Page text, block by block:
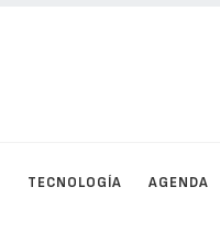
TECNOLOGÍA AGENDA